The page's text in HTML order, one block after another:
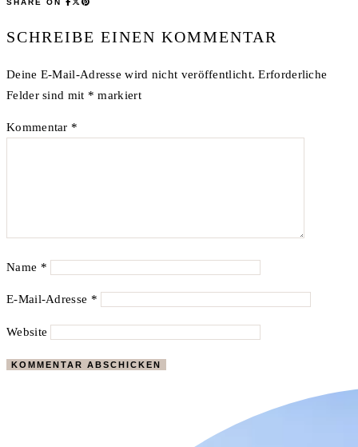
SHARE ON
SCHREIBE EINEN KOMMENTAR
Deine E-Mail-Adresse wird nicht veröffentlicht. Erforderliche
Felder sind mit * markiert
Kommentar *
Name *
E-Mail-Adresse *
Website